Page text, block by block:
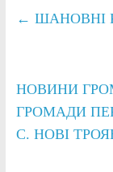
← ШАНОВНІ
НОВИНИ
ГРОМАДИ
С. НОВІ